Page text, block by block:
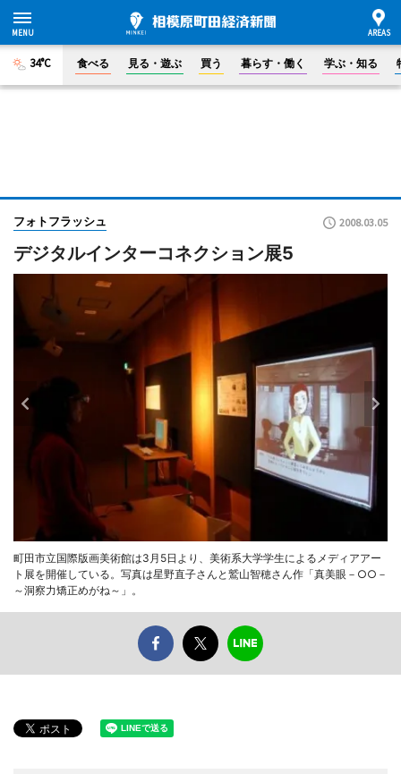
34°C 食べる 見る・遊ぶ 買う 暮らす・働く 学ぶ・知る
フォトフラッシュ 2008.03.05
デジタルインターコネクション展5
町田市立国際版画美術館は3月5日より、美術系大学学生によるメディアアー
ト展を開催している。写真は星野直子さんと鷲山智穂さん作「真美眼－○○－
～洞察力矯正めがね～」。